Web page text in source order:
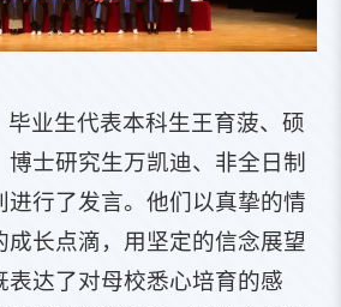
毕业生代表本科生王育菠、硕
士研究生万凯迪、非全日制
进行了发言。他们以真挚的情
成长点滴，用坚定的信念展望
表达了对母校悉心培育的感